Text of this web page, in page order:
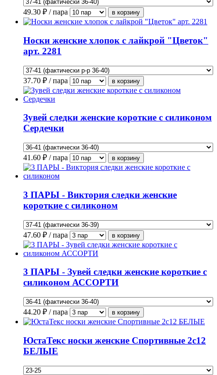
49.30 ₽ / пара
Носки женские хлопок с лайкрой "Цветок"
арт. 2281
37.70 ₽ / пара
Зувей следки женские короткие с силиконом
Сердечки
41.60 ₽ / пара
3 ПАРЫ - Виктория следки женские
короткие с силиконом
47.60 ₽ / пара
3 ПАРЫ - Зувей следки женские короткие с
силиконом АССОРТИ
44.20 ₽ / пара
ЮстаТекс носки женские Спортивные 2с12
БЕЛЫЕ